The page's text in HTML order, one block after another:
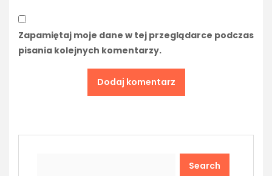
Zapamiętaj moje dane w tej przeglądarce podczas
pisania kolejnych komentarzy.